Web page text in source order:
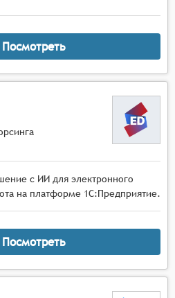
Посмотреть
с ИИ для электронного
на платформе 1С:Предприятие.
Посмотреть